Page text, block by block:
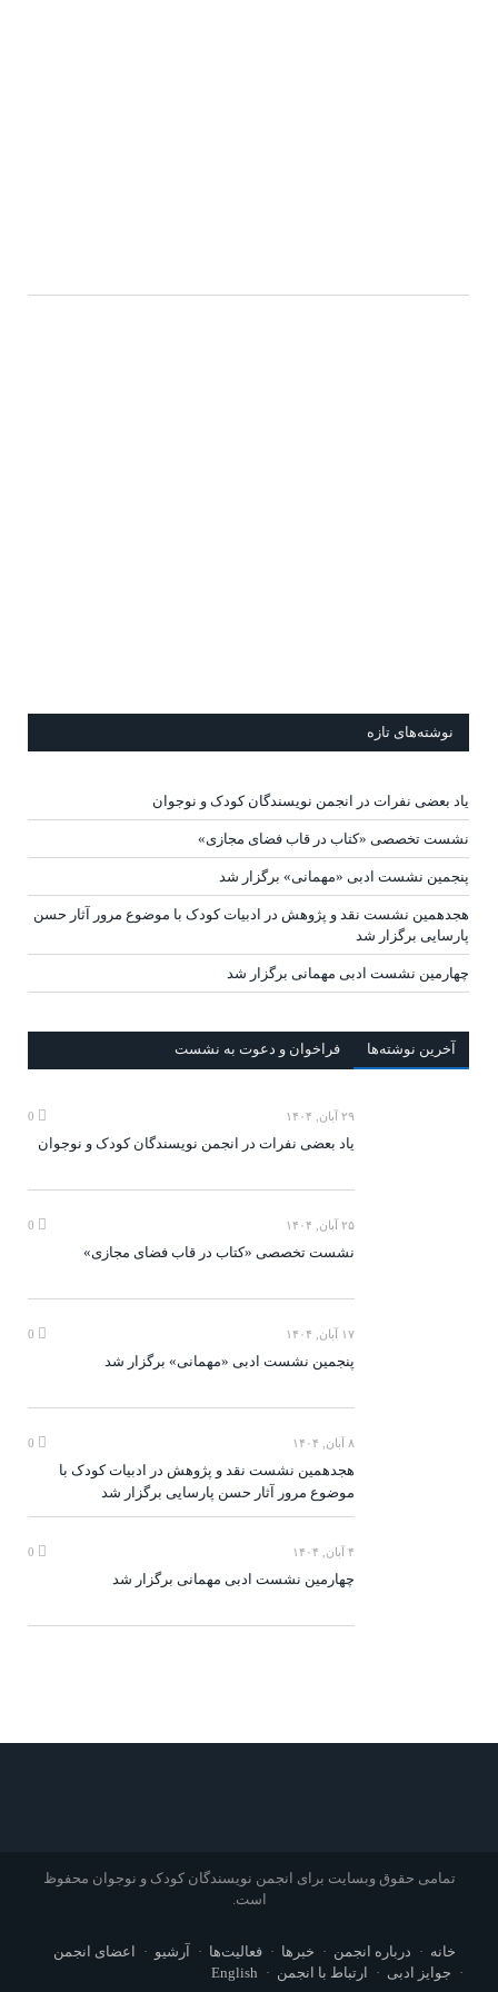
نوشته‌های تازه
یاد بعضی نفرات در انجمن نویسندگان کودک و نوجوان
نشست تخصصی «کتاب در قاب فضای مجازی»
پنجمین نشست ادبی «مهمانی» برگزار شد
هجدهمین نشست نقد و پژوهش در ادبیات کودک با موضوع مرور آثار حسن
پارسایی برگزار شد
چهارمین نشست ادبی مهمانی برگزار شد
آخرين‌ نوشته‌ها فراخوان و دعوت به نشست
۲۹ آبان, ۱۴۰۴
یاد بعضی نفرات در انجمن نویسندگان کودک و نوجوان
۲۵ آبان, ۱۴۰۴
نشست تخصصی «کتاب در قاب فضای مجازی»
۱۷ آبان, ۱۴۰۴
پنجمین نشست ادبی «مهمانی» برگزار شد
۸ آبان, ۱۴۰۴
هجدهمین نشست نقد و پژوهش در ادبیات کودک با
موضوع مرور آثار حسن پارسایی برگزار شد
۴ آبان, ۱۴۰۴
چهارمین نشست ادبی مهمانی برگزار شد
تمامی حقوق وبسایت برای انجمن نویسندگان کودک و نوجوان محفوظ
است.
خانه درباره انجمن خبرها فعالیت‌ها آرشیو
اعضای انجمن
جوایز ادبی
ارتباط با انجمن English